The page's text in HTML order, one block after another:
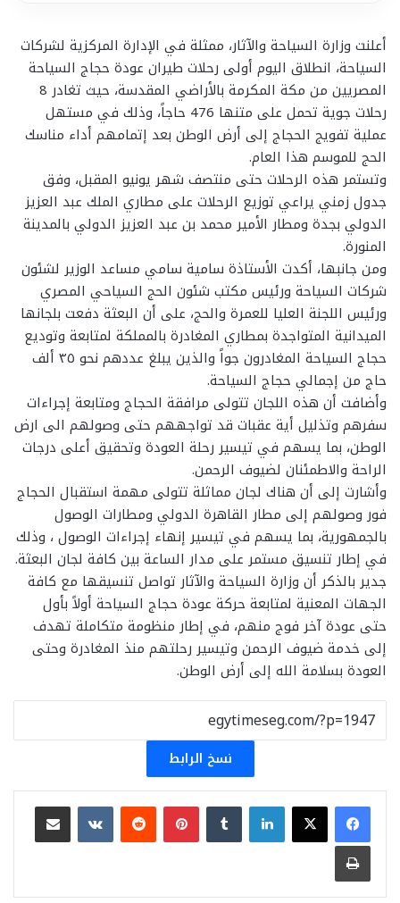
أعلنت وزارة السياحة والآثار، ممثلة في الإدارة المركزية لشركات
السياحة، انطلاق اليوم أولى رحلات طيران عودة حجاج السياحة
المصريين من مكة المكرمة بالأراضي المقدسة، حيث تغادر 8
رحلات جوية تحمل على متنها 476 حاجاً، وذلك في مستهل
عملية تفويج الحجاج إلى أرض الوطن بعد إتمامهم أداء مناسك
الحج للموسم هذا العام.
وتستمر هذه الرحلات حتى منتصف شهر يونيو المقبل، وفق
جدول زمني يراعي توزيع الرحلات على مطاري الملك عبد العزيز
الدولي بجدة ومطار الأمير محمد بن عبد العزيز الدولي بالمدينة
المنورة.
ومن جانبها، أكدت الأستاذة سامية سامي مساعد الوزير لشئون
شركات السياحة ورئيس مكتب شئون الحج السياحي المصري
ورئيس اللجنة العليا للعمرة والحج، على أن البعثة دفعت بلجانها
الميدانية المتواجدة بمطاري المغادرة بالمملكة لمتابعة وتوديع
حجاج السياحة المغادرون جواً والذين يبلغ عددهم نحو ٣٥ ألف
حاج من إجمالي حجاج السياحة.
وأضافت أن هذه اللجان تتولى مرافقة الحجاج ومتابعة إجراءات
سفرهم وتذليل أية عقبات قد تواجههم حتى وصولهم الى ارض
الوطن، بما يسهم في تيسير رحلة العودة وتحقيق أعلى درجات
الراحة والاطمئنان لضيوف الرحمن.
وأشارت إلى أن هناك لجان مماثلة تتولى مهمة استقبال الحجاج
فور وصولهم إلى مطار القاهرة الدولي ومطارات الوصول
بالجمهورية، بما يسهم في تيسير إنهاء إجراءات الوصول ، وذلك
في إطار تنسيق مستمر على مدار الساعة بين كافة لجان البعثة.
جدير بالذكر أن وزارة السياحة والآثار تواصل تنسيقها مع كافة
الجهات المعنية لمتابعة حركة عودة حجاج السياحة أولاً بأول
حتى عودة آخر فوج منهم، في إطار منظومة متكاملة تهدف
إلى خدمة ضيوف الرحمن وتيسير رحلتهم منذ المغادرة وحتى
العودة بسلامة الله إلى أرض الوطن.
نسخ الرابط
لينكدإن بينتيريست
مشاركة عبر البريد
طباعة